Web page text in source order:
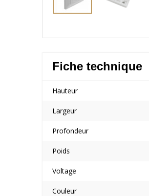
Fiche technique
Hauteur
Largeur
Profondeur
Poids
Voltage
Couleur